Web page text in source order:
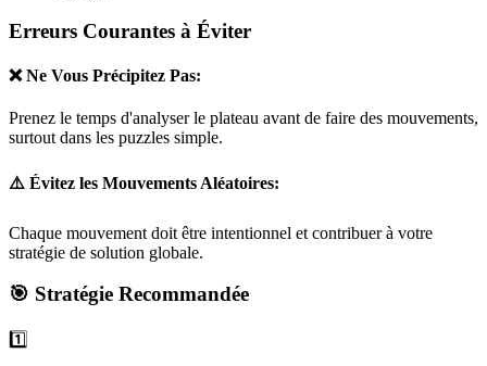
Erreurs Courantes à Éviter
❌ Ne Vous Précipitez Pas:
Prenez le temps d'analyser le plateau avant de faire des mouvements,
surtout dans les puzzles simple.
⚠️ Évitez les Mouvements Aléatoires:
Chaque mouvement doit être intentionnel et contribuer à votre
stratégie de solution globale.
🎯 Stratégie Recommandée
1️⃣